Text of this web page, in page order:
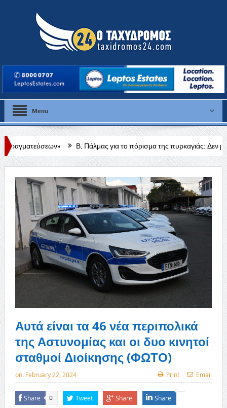
Menu
Β. Πάλμας για το πόρισμα της πυρκαγιάς: Δεν μπορώ να πω κάτι
Αυτά είναι τα 46 νέα περιπολικά
της Αστυνομίας και οι δυο κινητοί
σταθμοί Διοίκησης (ΦΩΤΟ)
on: February 22, 2024 Print Email
Share 0 Tweet Share Share